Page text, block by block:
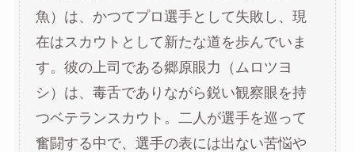
魚）は、かつてプロ選手として失敗し、現
在はスカウトとして新たな道を歩んでいま
す。彼の上司である郷原眼力（ムロツヨ
シ）は、毒舌でありながら鋭い観察眼を持
つベテランスカウト。二人が選手を巡って
奮闘する中で、選手の表には出ない苦悩や